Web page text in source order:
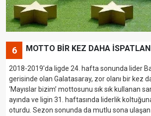
6 MOTTO BİR KEZ DAHA
2018-2019'da ligde 24. hafta sonunda lider
gerisinde olan Galatasaray, zor olanı bir kez
‘Mayıslar bizim’ mottosunu sık sık kullanan
ayında ve ligin 31. haftasında liderlik
oturdu. Sezon sonunda da mutlu sona